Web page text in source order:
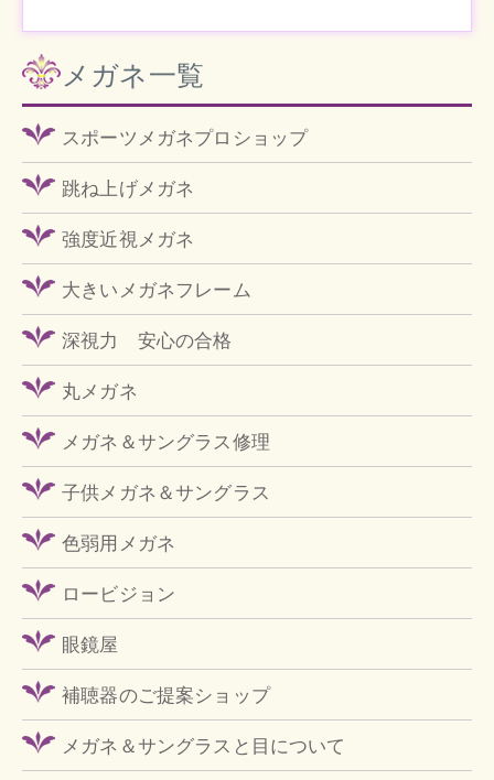
メガネ一覧
スポーツメガネプロショップ
跳ね上げメガネ
強度近視メガネ
大きいメガネフレーム
深視力 安心の合格
丸メガネ
メガネ＆サングラス修理
子供メガネ＆サングラス
色弱用メガネ
ロービジョン
眼鏡屋
補聴器のご提案ショップ
メガネ＆サングラスと目について